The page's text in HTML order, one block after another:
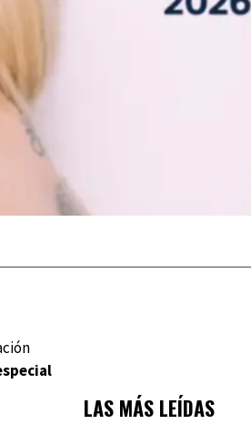
LAS MÁS LEÍDAS